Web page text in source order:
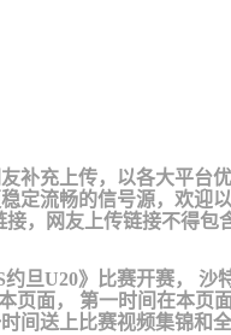
补充上传，以各大平台
定流畅的信号源，欢迎
，网友上传链接不得包
旦U20》比赛开赛，
页面， 第一时间在本页
间送上比赛视频集锦和